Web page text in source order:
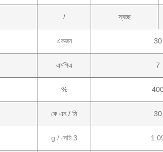
/ স্বচ্ছ
একজন 30
এমপিএ 7
%
কে এন / মি 30
g / সেমি 3